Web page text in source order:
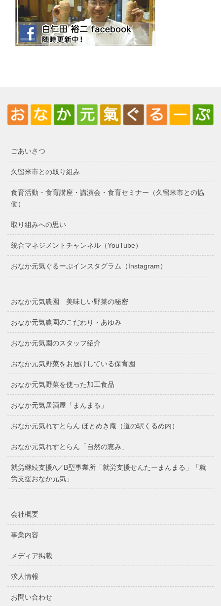
ごあいさつ
久留米市との取り組み
食育活動・食育講座・講演会・食育セミナー（久留米市との協
働）
取り組みへの思い
統合マネジメントチャンネル（YouTube）
おなか元気ぐるーぷインスタグラム（Instagram）
おなか元気農園 美味しい野菜の秘密
おなか元気農園のこだわり・あゆみ
おなか元気園のスタッフ紹介
おなか元気野菜をお届けしている保育園
おなか元気野菜を使った加工食品
おなか元気居酒屋「まんまる」
おなか元気れすとらん ほとめき庵（道の駅くるめ内）
おなか元気れすとらん「自然の恵み」
就労継続支援A／B型事業所「就労支援せんたーまんまる」「就
労支援おなか元気」
会社概要
事業内容
メディア掲載
求人情報
お問い合わせ